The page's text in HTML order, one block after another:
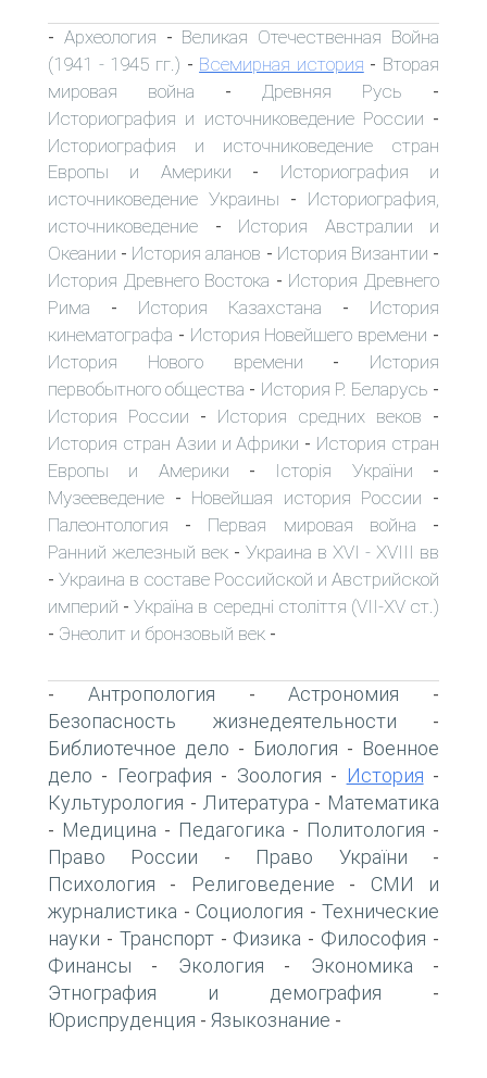
- Археология - Великая Отечественная Война
(1941 - 1945 гг.) - Всемирная история - Вторая
мировая война - Древняя Русь -
Историография и источниковедение России -
Историография и источниковедение стран
Европы и Америки - Историография и
источниковедение Украины - Историография,
источниковедение - История Австралии и
Океании - История аланов - История Византии -
История Древнего Востока - История Древнего
Рима - История Казахстана - История
кинематографа - История Новейшего времени -
История Нового времени - История
первобытного общества - История Р. Беларусь -
История России - История средних веков -
История стран Азии и Африки - История стран
Европы и Америки - Історія України -
Музееведение - Новейшая история России -
Палеонтология - Первая мировая война -
Ранний железный век - Украина в XVI - XVIII вв
- Украина в составе Российской и Австрийской
империй -Україна в середні століття (VII-XV ст.)
- Энеолит и бронзовый век -
- Антропология -Астрономия -
Безопасность жизнедеятельности -
Библиотечное дело - Биология - Военное
дело - География - Зоология - История -
Культурология - Литература - Математика
- Медицина - Педагогика - Политология -
Право России - Право України -
Психология - Религоведение - СМИ и
журналистика - Социология - Технические
науки - Транспорт- Физика - Философия -
Финансы - Экология - Экономика -
Этнография и демография -
Юриспруденция - Языкознание -